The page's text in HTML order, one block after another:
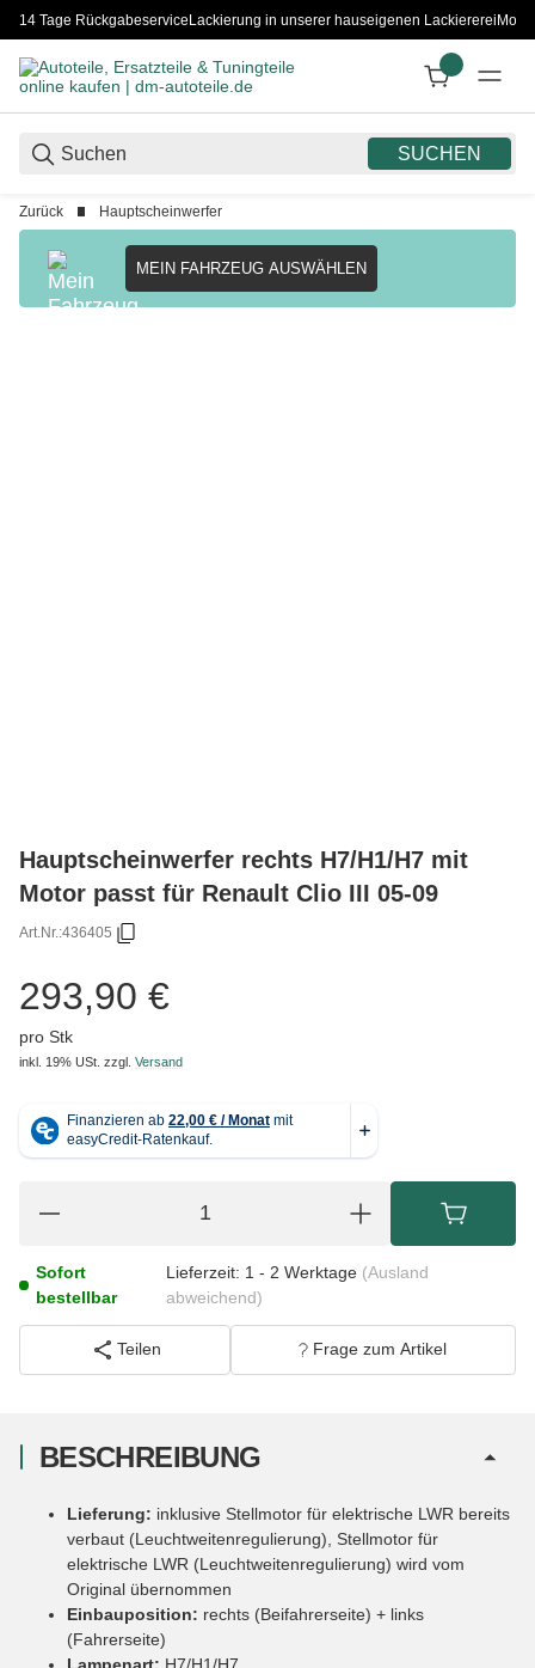
14 Tage RückgabeserviceLackierung in unserer hauseigenen Lackiererei
SUCHEN
Zurück Hauptscheinwerfer
MEIN FAHRZEUG AUSWÄHLEN
Hauptscheinwerfer rechts H7/H1/H7 mit
Motor passt für Renault Clio III 05-09
Art.Nr.:436405
293,90 €
pro Stk
inkl. 19% USt. zzgl. Versand
Sofort
bestellbar
Lieferzeit: 1 - 2 Werktage (Ausland
abweichend)
Teilen Frage zum Artikel
BESCHREIBUNG
Lieferung: inklusive Stellmotor für elektrische LWR bereits
verbaut (Leuchtweitenregulierung), Stellmotor für
elektrische LWR (Leuchtweitenregulierung) wird vom
Original übernommen
Einbauposition: rechts (Beifahrerseite) + links
(Fahrerseite)
Lampenart: H7/H1/H7